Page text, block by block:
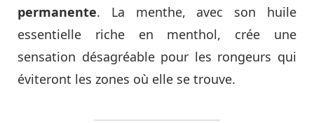
permanente. La menthe, avec son huile
essentielle riche en menthol, crée une
sensation désagréable pour les rongeurs qui
éviteront les zones où elle se trouve.